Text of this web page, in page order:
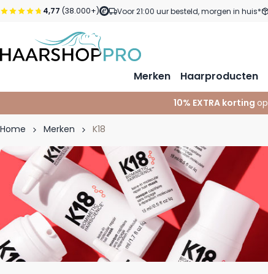
Ga naar de inhoud
4,77 (38.000+) Voor 21:00 uur besteld, morgen in huis*
Merken Haarproducten
10% EXTRA korting op
Home Merken K18